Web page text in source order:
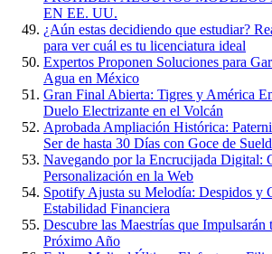
EN EE. UU.
¿Aún estas decidiendo que estudiar?
para ver cuál es tu licenciatura ideal
Expertos Proponen Soluciones para
Agua en México
Gran Final Abierta: Tigres y América
Duelo Electrizante en el Volcán
Aprobada Ampliación Histórica:
Ser de hasta 30 Días con Goce de
Navegando por la Encrucijada Digital:
Personalización en la Web
Spotify Ajusta su Melodía: Despidos y
Estabilidad Financiera
Descubre las Maestrías que Impulsarán
Próximo Año